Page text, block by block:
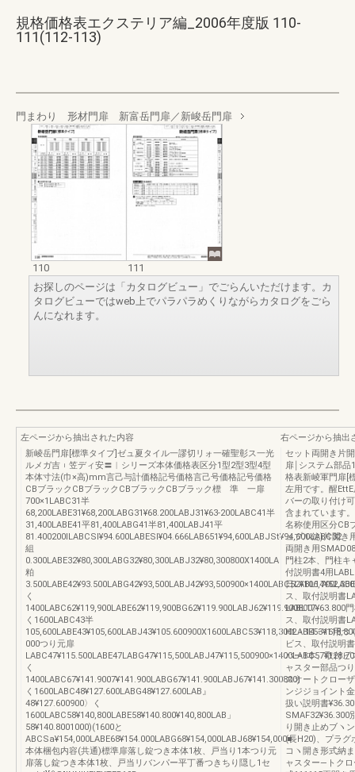
規格価格表エクステリア編_2006年度版 110-
111(112-113)
門まわり 形材門扉 新富岳門扉／新峻岳門扉
110
111
お探しのページは「カタログビュー」でごらんいただけます。カ
タログビューではweb上でパラパラめくりながらカタログをごら
んになれます。
左ページから抽出された内容
新崚岳門扉[標準タイプ]ゼュ夏タイル一謬切リォ一確聖彰ス一光
ルメガ吉︲笠ディ安〓︱シリーズ本体価格表区分1型2型3型4型
本体寸法(巾×高)mm言己与計価格記号価格言己号価格記号価格
CBブラックCBブラックCBブラックCBブラック標 準 一扉
700×1LABC31半
68,200LABE31¥68,200LABG31¥68.200LABJ31¥63‐200LABC41半
31,400LABE41平81,400LABG41半81,400LABJ41平
81.400200ILABCSl¥94.600LABESl¥04.666LAB651¥94,600LABJSt¥94,600LABC32
組
0.300LABE32¥80,300LABG32¥80,300LABJ32¥80,300800X1400LA
粕
く
1400LABC62¥119,900LABE62¥119,900BG62¥119.900LABJ62¥119.900800〉
く1600LABC43半
000つり元扉
く
1400LABC67¥141.9007¥141.900LABG67¥141.900LABJ67¥141.300800)
く1600LABC48¥127.600LABG48¥127.600LAB』
48¥127.600900〉く
1600LABC58¥140,800LABE58¥140.800¥140,800LAB」
58¥140.8001000)(1600と
ABCSa¥154,000LABE68¥154.000LABG68¥154,000LABJ68¥154,000■
本体梱包内容(共通)標準扉落し錠つき本体1枚、戸当り1本つり元
扉落し錠つき本体1枚、戸当リバンパー平丁番つきちり隠し1セ
右ページから抽出
セット両開き片
扉￨システム部品
格表新崚軍門扉[
左用です。醒
バーの取り付け
含まれています
名称使用区分CB
ュプル錠)片開き
両開き用
門柱2本、門柱キ
付説明書4用
日
ス、取付説明書
LABL17¥63.800
ス、取付説明書
H2・14・16用つ
ビス、取付説明
バー1本、取付ビ
ャスター部品つ
スオートクロー
ンジジョイント
扱い説明書
SMAF32¥36.300
り開き止めブヽ
(長H20)、プラグ
コヽ開き形式納
ャスター―トク